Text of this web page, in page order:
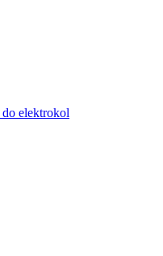
elektrokol